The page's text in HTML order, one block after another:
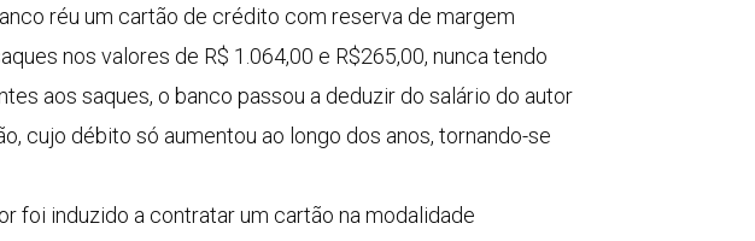
réu um cartão de crédito com reserva de margem
nos valores de R$ 1.064,00 e R$265,00, nunca tendo
aos saques, o banco passou a deduzir do salário do autor
cujo débito só aumentou ao longo dos anos, tornando-se
foi induzido a contratar um cartão na modalidade